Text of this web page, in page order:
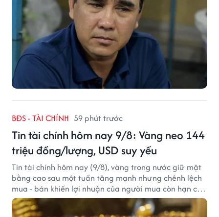
BĐS - TÀI CHÍNH 59 phút trước
Tin tài chính hôm nay 9/8: Vàng neo 144
triệu đồng/lượng, USD suy yếu
Tin tài chính hôm nay (9/8), vàng trong nước giữ mặt
bằng cao sau một tuần tăng mạnh nhưng chênh lệch
mua - bán khiến lợi nhuận của người mua còn hạn chế,
trong khi USD chịu sức ép sau dữ liệu việc làm Mỹ gây
thất vọng.